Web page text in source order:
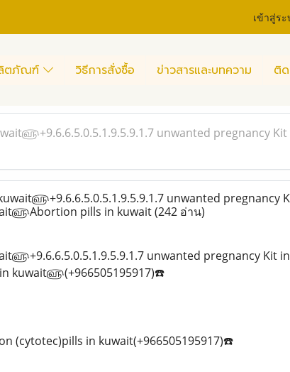
เข้าสู่ร
ตภัณฑ์ วิธีการสั่งซื้อ ข่าวสารและบทความ ติด
unwanted pregnancy
unwanted pregnancy
pills in kuwait(242 อ่าน)
unwanted pregnancy
kuwait௵(+966505195917)☎️
(cytotec)pills in kuwait(+966505195917)☎️